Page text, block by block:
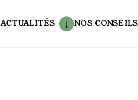
ACTUALITÉS NOS CONSEILS